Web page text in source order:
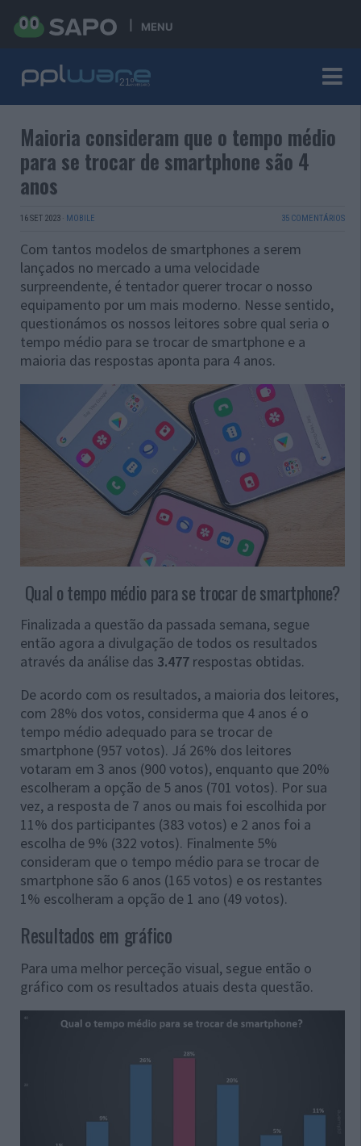
MENU
Maioria consideram que o tempo médio
para se trocar de smartphone são 4
anos
16 SET 2023 · MOBILE 35 COMENTÁRIOS
Com tantos modelos de smartphones a serem
lançados no mercado a uma velocidade
surpreendente, é tentador querer trocar o nosso
equipamento por um mais moderno. Nesse sentido,
questionámos os nossos leitores sobre qual seria o
tempo médio para se trocar de smartphone e a
maioria das respostas aponta para 4 anos.
Qual o tempo médio para se trocar de smartphone?
Finalizada a questão da passada semana, segue
então agora a divulgação de todos os resultados
através da análise das 3.477 respostas obtidas.
De acordo com os resultados, a maioria dos leitores,
com 28% dos votos, considerma que 4 anos é o
tempo médio adequado para se trocar de
smartphone (957 votos). Já 26% dos leitores
votaram em 3 anos (900 votos), enquanto que 20%
escolheram a opção de 5 anos (701 votos). Por sua
vez, a resposta de 7 anos ou mais foi escolhida por
11% dos participantes (383 votos) e 2 anos foi a
escolha de 9% (322 votos). Finalmente 5%
consideram que o tempo médio para se trocar de
smartphone são 6 anos (165 votos) e os restantes
1% escolheram a opção de 1 ano (49 votos).
Resultados em gráfico
Para uma melhor perceção visual, segue então o
gráfico com os resultados atuais desta questão.